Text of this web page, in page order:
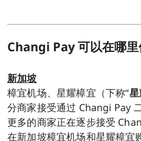
Changi Pay 可以在哪里
新加坡
樟宜机场、星耀樟宜（下称“
分商家接受通过 Changi Pay
更多的商家正在逐步接受
在新加坡樟宜机场和星耀樟宜